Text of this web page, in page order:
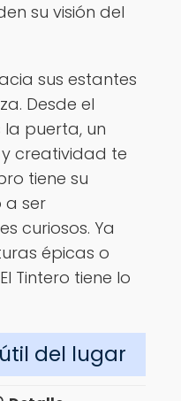
su visión del
sus estantes
Desde el
puerta, un
creatividad te
tiene su
a ser
curiosos. Ya
épicas o
Tintero tiene lo
del lugar